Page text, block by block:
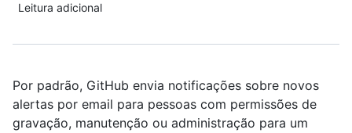
Leitura adicional
Por padrão, GitHub envia notificações sobre novos
alertas por email para pessoas com permissões de
gravação, manutenção ou administração para um